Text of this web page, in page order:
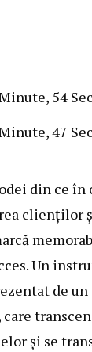
54
47
din ce în
clienților
Un
de
și se